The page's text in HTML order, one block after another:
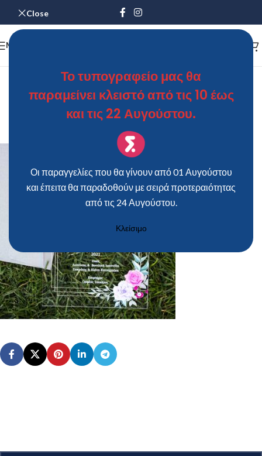
Close
Το τυπογραφείο μας θα
παραμείνει κλειστό από τις 10 έως
και τις 22 Αυγούστου.
Οι παραγγελίες που θα γίνουν από 01 Αυγούστου
και έπειτα θα παραδοθούν με σειρά προτεραιότητας
από τις 24 Αυγούστου.
Κλείσιμο
MENU
Προσκλητήριο Γάμου – Βάπτισης
Plexiglass
ΘΩΜΑΣOn 22 Ιουνίου 2021